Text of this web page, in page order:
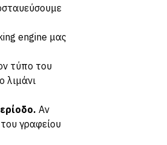
engine μας
τύπο του
λιμάνι
Αν
γραφείου